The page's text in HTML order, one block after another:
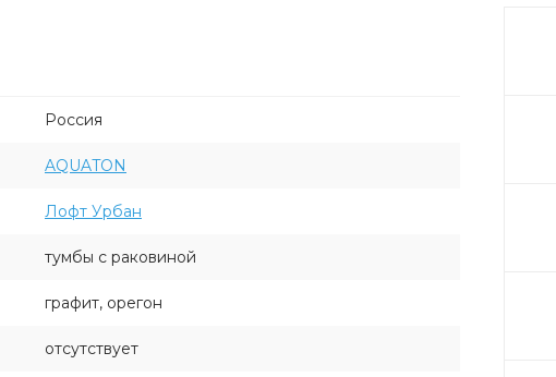
Россия
AQUATON
Лофт Урбан
тумбы с раковиной
графит, орегон
отсутствует